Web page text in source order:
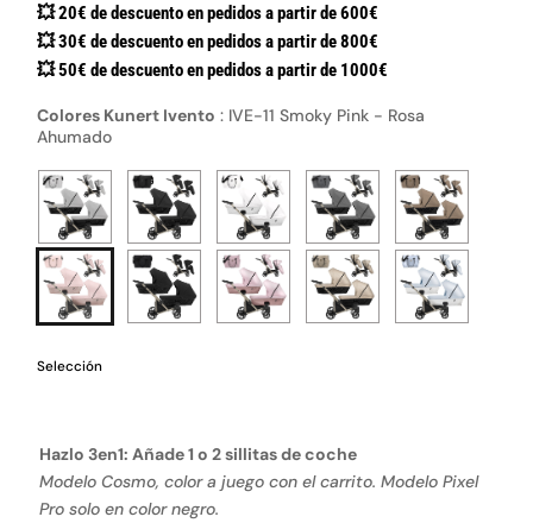
💥 20€ de descuento en pedidos a partir de 600€
💥 30€ de descuento en pedidos a partir de 800€
💥 50€ de descuento en pedidos a partir de 1000€
Colores Kunert Ivento : IVE-11 Smoky Pink - Rosa
Ahumado
Selección
Hazlo 3en1: Añade 1 o 2 sillitas de coche
Modelo Cosmo, color a juego con el carrito. Modelo Pixel
Pro solo en color negro.